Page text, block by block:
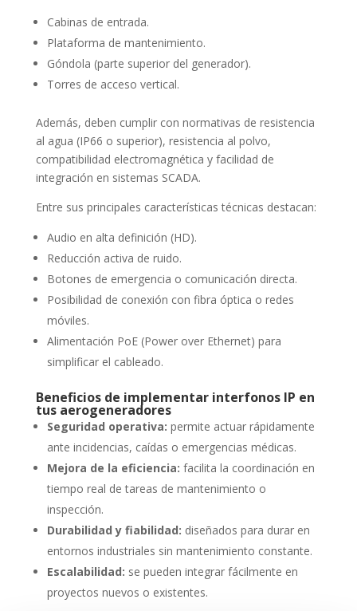
Cabinas de entrada.
Plataforma de mantenimiento.
Góndola (parte superior del generador).
Torres de acceso vertical.
Además, deben cumplir con normativas de resistencia
al agua (IP66 o superior), resistencia al polvo,
compatibilidad electromagnética y facilidad de
integración en sistemas SCADA.
Entre sus principales características técnicas destacan:
Audio en alta definición (HD).
Reducción activa de ruido.
Botones de emergencia o comunicación directa.
Posibilidad de conexión con fibra óptica o redes
móviles.
Alimentación PoE (Power over Ethernet) para
simplificar el cableado.
Beneficios de implementar interfonos IP en
tus aerogeneradores
Seguridad operativa: permite actuar rápidamente
ante incidencias, caídas o emergencias médicas.
Mejora de la eficiencia: facilita la coordinación en
tiempo real de tareas de mantenimiento o
inspección.
Durabilidad y fiabilidad: diseñados para durar en
entornos industriales sin mantenimiento constante.
Escalabilidad: se pueden integrar fácilmente en
proyectos nuevos o existentes.